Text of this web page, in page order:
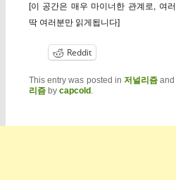
[이 공간은 매우 마이너한 관계로, 여
딱 여러분만 읽게됩니다]
Reddit
This entry was posted in저널리즘 and
리즘by capcold .